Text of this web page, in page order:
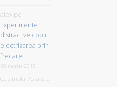
alexpe
Experimente
distractive copii
electrizarea prin
frecare
28 martie 2019
Ce simplu! Asta știu